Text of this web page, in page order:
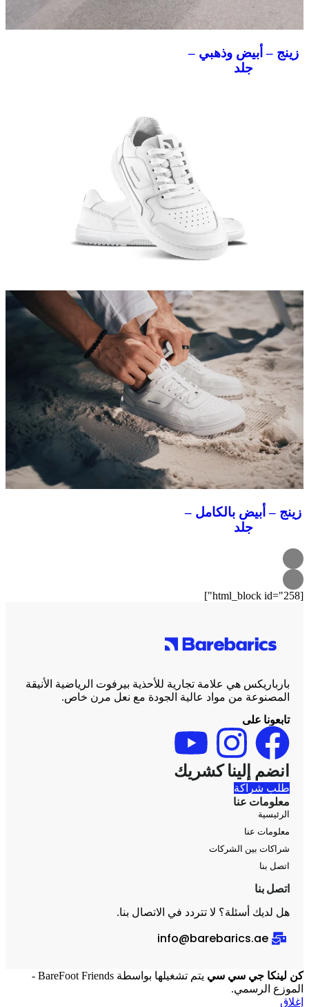
زينج – أبيض وذهبي –
جلد
زينج – أبيض بالكامل –
جلد
[html_block id="258"]
بارباريكس هي علامة تجارية للأحذية بيرفوت الرياضية الأنيقة
المصنوعة من مواد عالية الجودة مع نعل مرن خاص.
تابعونا على
انضم إلينا كشريك
طلب شراكة
معلومات عنا
الرئيسية
معلومات عنا
شراكات بين الشركات
اتصل بنا
اتصل بنا
هل لديك أسئلة؟ لا تتردد في الاتصال بنا.
info@barebarics.ae
كن لينكا جي سي سي
يتم تشغيلها بواسطة BareFoot Friends -
الموزع الرسمي.
إغلاق